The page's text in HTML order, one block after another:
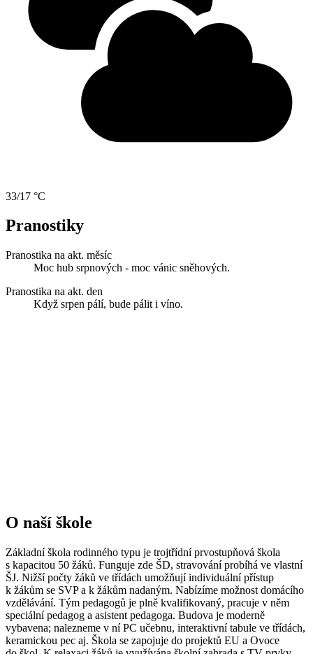
33/17 °C
Pranostiky
Pranostika na akt. měsíc
Moc hub srpnových - moc vánic sněhových.
Pranostika na akt. den
Když srpen pálí, bude pálit i víno.
O naší škole
Základní škola rodinného typu je trojtřídní prvostupňová škola
s kapacitou 50 žáků. Funguje zde ŠD, stravování probíhá ve vlastní
ŠJ. Nižší počty žáků ve třídách umožňují individuální přístup
k žákům se SVP a k žákům nadaným. Nabízíme možnost domácího
vzdělávání. Tým pedagogů je plně kvalifikovaný, pracuje v něm
speciální pedagog a asistent pedagoga. Budova je moderně
vybavena; nalezneme v ní PC učebnu, interaktivní tabule ve třídách,
keramickou pec aj. Škola se zapojuje do projektů EU a Ovoce